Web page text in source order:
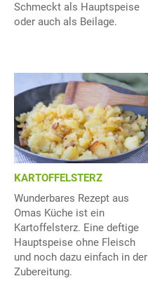
Schmeckt als Hauptspeise
oder auch als Beilage.
KARTOFFELSTERZ
Wunderbares Rezept aus
Omas Küche ist ein
Kartoffelsterz. Eine deftige
Hauptspeise ohne Fleisch
und noch dazu einfach in der
Zubereitung.